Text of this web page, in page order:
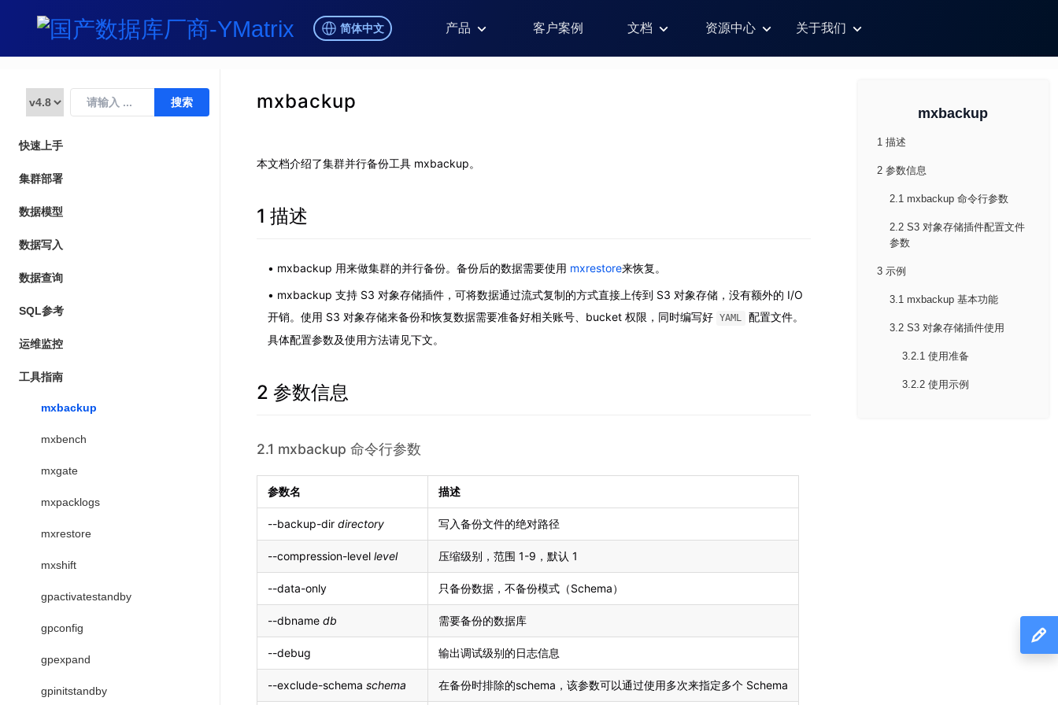
简体中文 产品 客户案例 文档 资源中心 关于我们
快速上手
集群部署
数据模型
数据写入
数据查询
SQL参考
运维监控
工具指南
mxbackup
mxbench
mxgate
mxpacklogs
mxrestore
mxshift
gpactivatestandby
gpconfig
gpexpand
gpinitstandby
mxbackup
本文档介绍了集群并行备份工具 mxbackup。
1 描述
mxbackup 用来做集群的并行备份。备份后的数据需要使用 mxrestore来恢复。
mxbackup 支持 S3 对象存储插件，可将数据通过流式复制的方式直接上传到 S3 对象存储，没有额外的 I/O
开销。使用 S3 对象存储来备份和恢复数据需要准备好相关账号、bucket 权限，同时编写好 YAML
配置文件。
具体配置参数及使用方法请见下文。
2 参数信息
2.1 mxbackup 命令行参数
参数名 描述
--backup-dir directory 写入备份文件的绝对路径
--compression-level level 压缩级别，范围 1-9，默认 1
--data-only 只备份数据，不备份模式（Schema）
--dbname db 需要备份的数据库
--debug 输出调试级别的日志信息
--exclude-schema schema 在备份时排除的schema，该参数可以通过使用多次来指定多个 Schema
mxbackup
1 描述
2 参数信息
2.1 mxbackup 命令行参数
2.2 S3 对象存储插件配置文件
参数
3 示例
3.1 mxbackup 基本功能
3.2 S3 对象存储插件使用
3.2.1 使用准备
3.2.2 使用示例